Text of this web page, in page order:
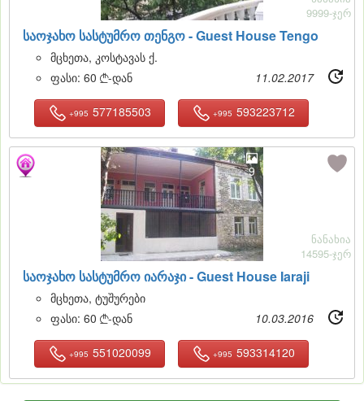
საოჯახო სასტუმრო თენგო -Guest House Tengo
9999-ჯერ
მცხეთა, კოსტავას ქ.
ფასი: 60 -დან 11.02.2017
+995 577185503 +995 593223712
9
საოჯახო სასტუმრო იარაჯი -Guest House Iaraji
ნანახია
14595-ჯერ
მცხეთა, ტუშურები
ფასი: 60 -დან 10.03.2016
+995 551020099 +995 593314120